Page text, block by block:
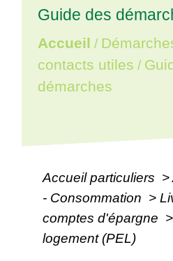
Guide des
Accueil /
contacts utiles /
démarches
Accueil particuliers >
- Consommation >
comptes d'épargne >
logement (PEL)